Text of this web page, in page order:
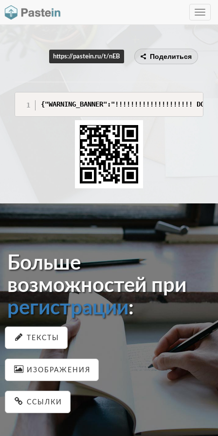
Toggle
https://pastein.ru/t/nEB Поделиться
{"WARNING_BANNER":"!!!!!!!!!!!!!!!!!!!! DO NOT SHARE
Больше
возможностей при
регистрации:
ТЕКСТЫ
ИЗОБРАЖЕНИЯ
ССЫЛКИ